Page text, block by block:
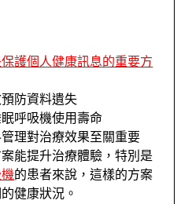
護個人健康訊息的重要方
防資料遺失
呼吸機使用壽命
理對治療效果至關重要
能提升治療體驗，特別是
的患者來說，這樣的方案
健康狀況。